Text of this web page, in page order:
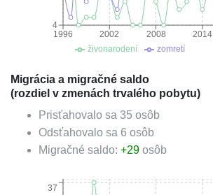
1996 2002 2008 2014
4
živonarodení zomretí
Migrácia a migračné saldo
(rozdiel v zmenách trvalého pobytu)
Prisťahovalo sa 35 osôb
Odsťahovalo sa 6 osôb
Migračné saldo: +29 osôb
37